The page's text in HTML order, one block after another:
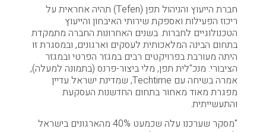
חברת הייעוץ והניהול תפן (Tefen) תהיה אחראית על
ריכוז הפעילות ואספקת שירותי האיבחון והייעוץ
הטכנולוגיים לחברות. בשנים האחרונות החברה מתמקדת
בתחום הבינה המלאכותית לעסקים וארגונים, ובמסגרת זו
היתה מעורבת בפרויקטים רבים במגזר הפרטי ובמגזר
הציבורי. מנכ"לית תפן, מלי ביצור-פרנס (בתמונה למעלה),
אמרה בשיחה עם Techtime, שמדינת ישראל עדיין
מפגרת מאוד מאחור בתחום החדשנות העסקעת
והתעשייתית.
"מסקר שערכנו עלה שכמעט 40% מהארגונים בישראל